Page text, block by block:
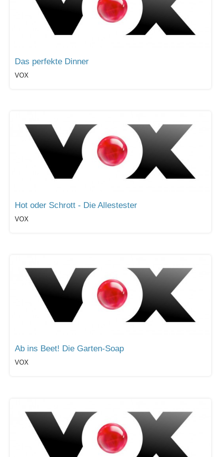
Das perfekte Dinner
VOX
Hot oder Schrott - Die Allestester
VOX
Ab ins Beet! Die Garten-Soap
VOX